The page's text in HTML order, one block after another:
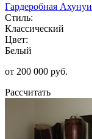
Гардеробная Ахунуи
Стиль:
Классический
Цвет:
Белый
от 200 000 руб.
Рассчитать